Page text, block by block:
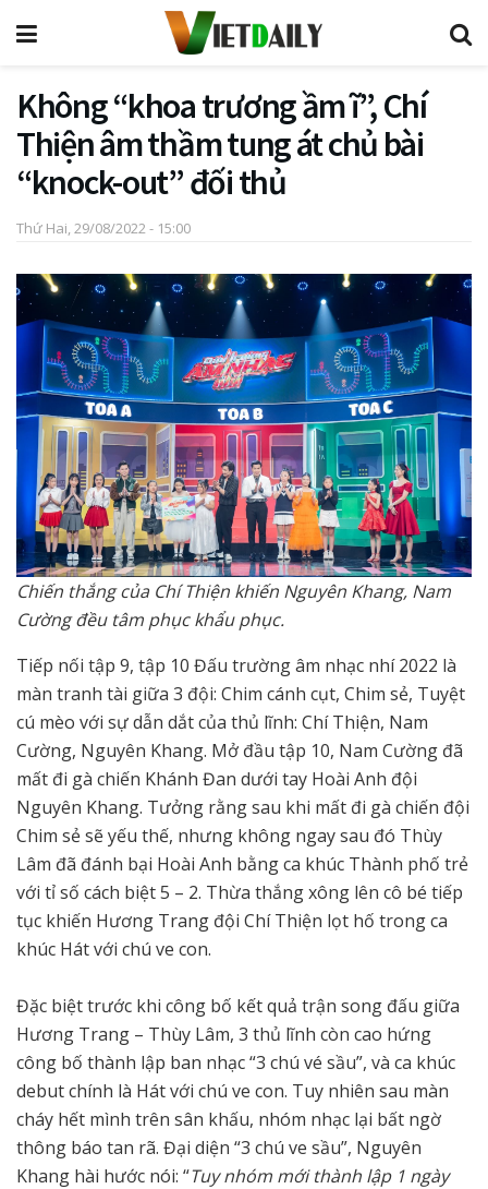
Không “khoa trương ầm ĩ”, Chí
Thiện âm thầm tung át chủ bài
“knock-out” đối thủ
Thứ Hai, 29/08/2022 - 15:00
Chiến thắng của Chí Thiện khiến Nguyên Khang, Nam
Cường đều tâm phục khẩu phục.
Tiếp nối tập 9, tập 10 Đấu trường âm nhạc nhí 2022 là
màn tranh tài giữa 3 đội: Chim cánh cụt, Chim sẻ, Tuyệt
cú mèo với sự dẫn dắt của thủ lĩnh: Chí Thiện, Nam
Cường, Nguyên Khang. Mở đầu tập 10, Nam Cường đã
mất đi gà chiến Khánh Đan dưới tay Hoài Anh đội
Nguyên Khang. Tưởng rằng sau khi mất đi gà chiến đội
Chim sẻ sẽ yếu thế, nhưng không ngay sau đó Thùy
Lâm đã đánh bại Hoài Anh bằng ca khúc Thành phố trẻ
với tỉ số cách biệt 5 – 2. Thừa thắng xông lên cô bé tiếp
tục khiến Hương Trang đội Chí Thiện lọt hố trong ca
khúc Hát với chú ve con.
Đặc biệt trước khi công bố kết quả trận song đấu giữa
Hương Trang – Thùy Lâm, 3 thủ lĩnh còn cao hứng
công bố thành lập ban nhạc “3 chú vé sầu”, và ca khúc
debut chính là Hát với chú ve con. Tuy nhiên sau màn
cháy hết mình trên sân khấu, nhóm nhạc lại bất ngờ
thông báo tan rã. Đại diện “3 chú ve sầu”, Nguyên
Khang hài hước nói: “Tuy nhóm mới thành lập 1 ngày